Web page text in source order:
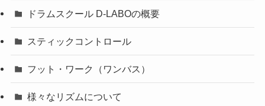
ドラムスクール D-LABOの概要
スティックコントロール
フット・ワーク（ワンバス）
様々なリズムについて